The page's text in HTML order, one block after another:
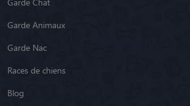
Garde Animaux
Garde Nac
Races de chiens
Blog